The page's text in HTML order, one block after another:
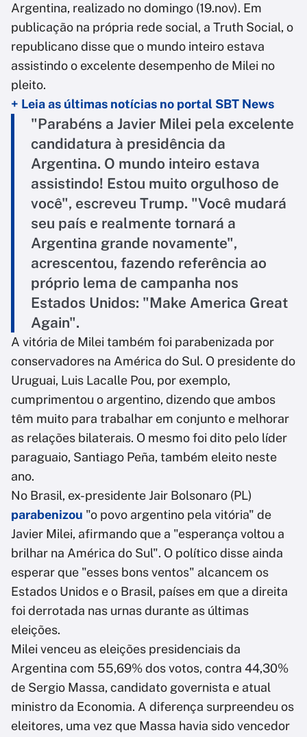
Argentina, realizado no domingo (19.nov). Em
publicação na própria rede social, a Truth Social, o
republicano disse que o mundo inteiro estava
assistindo o excelente desempenho de Milei no
pleito.
+ Leia as últimas notícias no portal SBT News
"Parabéns a Javier Milei pela excelente
candidatura à presidência da
Argentina. O mundo inteiro estava
assistindo! Estou muito orgulhoso de
você", escreveu Trump. "Você mudará
seu país e realmente tornará a
Argentina grande novamente",
acrescentou, fazendo referência ao
próprio lema de campanha nos
Estados Unidos: "Make America Great
Again".
A vitória de Milei também foi parabenizada por
conservadores na América do Sul. O presidente do
Uruguai, Luis Lacalle Pou, por exemplo,
cumprimentou o argentino, dizendo que ambos
têm muito para trabalhar em conjunto e melhorar
as relações bilaterais. O mesmo foi dito pelo líder
paraguaio, Santiago Peña, também eleito neste
ano.
No Brasil, ex-presidente Jair Bolsonaro (PL)
parabenizou "o povo argentino pela vitória" de
Javier Milei, afirmando que a "esperança voltou a
brilhar na América do Sul". O político disse ainda
esperar que "esses bons ventos" alcancem os
Estados Unidos e o Brasil, países em que a direita
foi derrotada nas urnas durante as últimas
eleições.
Milei venceu as eleições presidenciais da
Argentina com 55,69% dos votos, contra 44,30%
de Sergio Massa, candidato governista e atual
ministro da Economia. A diferença surpreendeu os
eleitores, uma vez que Massa havia sido vencedor